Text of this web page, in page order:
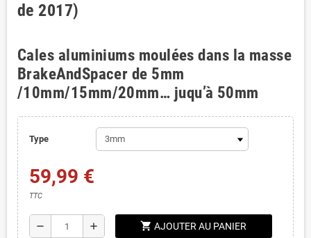
de 2017)
Cales aluminiums moulées dans la masse
BrakeAndSpacer de 5mm
/10mm/15mm/20mm… juqu’à 50mm
Type
59,99 €
TTC
remove add shopping_cart AJOUTER AU PANIER